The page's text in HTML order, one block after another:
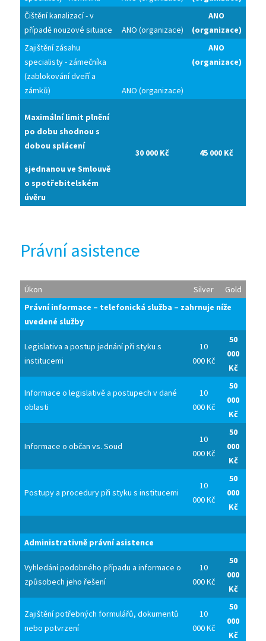
Čištění kanalizací - v
případě nouzové situace
ANO (organizace)
ANO
(organizace)
Zajištění zásahu
specialisty - zámečníka
(zablokování dveří a
zámků)
ANO (organizace)
ANO
(organizace)
Maximální limit plnění
po dobu shodnou s
dobou splácení
sjednanou ve Smlouvě
o spotřebitelském
úvěru
30 000 Kč 45 000 Kč
Právní asistence
Úkon Silver
Gold
Právní informace – telefonická služba – zahrnuje níže
uvedené služby
Legislativa a postup jednání při styku s
institucemi
10
000 Kč
50
000
Kč
Informace o legislativě a postupech v dané
oblasti
10
000 Kč
50
000
Kč
Informace o občan vs. Soud
10
000 Kč
50
000
Kč
Postupy a procedury při styku s institucemi
10
000 Kč
50
000
Kč
Administrativně právní asistence
Vyhledání podobného případu a informace o
způsobech jeho řešení
10
000 Kč
50
000
Kč
Zajištění potřebných formulářů, dokumentů
nebo potvrzení
10
000 Kč
50
000
Kč